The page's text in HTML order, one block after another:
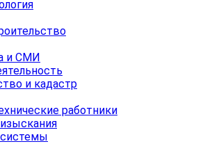
и СМИ
и кадастр
работники